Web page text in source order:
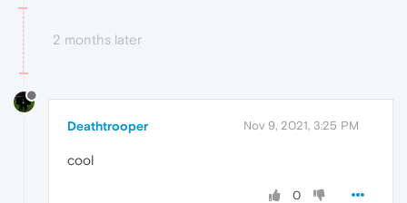
2 months later
Deathtrooper Nov 9, 2021, 3:25 PM
cool
0